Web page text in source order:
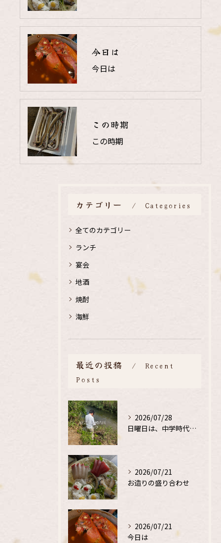
今日は
今日は
この時期
この時期
カテゴリー Categories
全てのカテゴリー
ランチ
宴会
地酒
焼酎
海鮮
最近の投稿
Recent
Posts
2026/07/28
日曜日は、中学時代の、同級生と鮎釣り
2026/07/21
お造りの盛り合わせ
2026/07/21
今日は